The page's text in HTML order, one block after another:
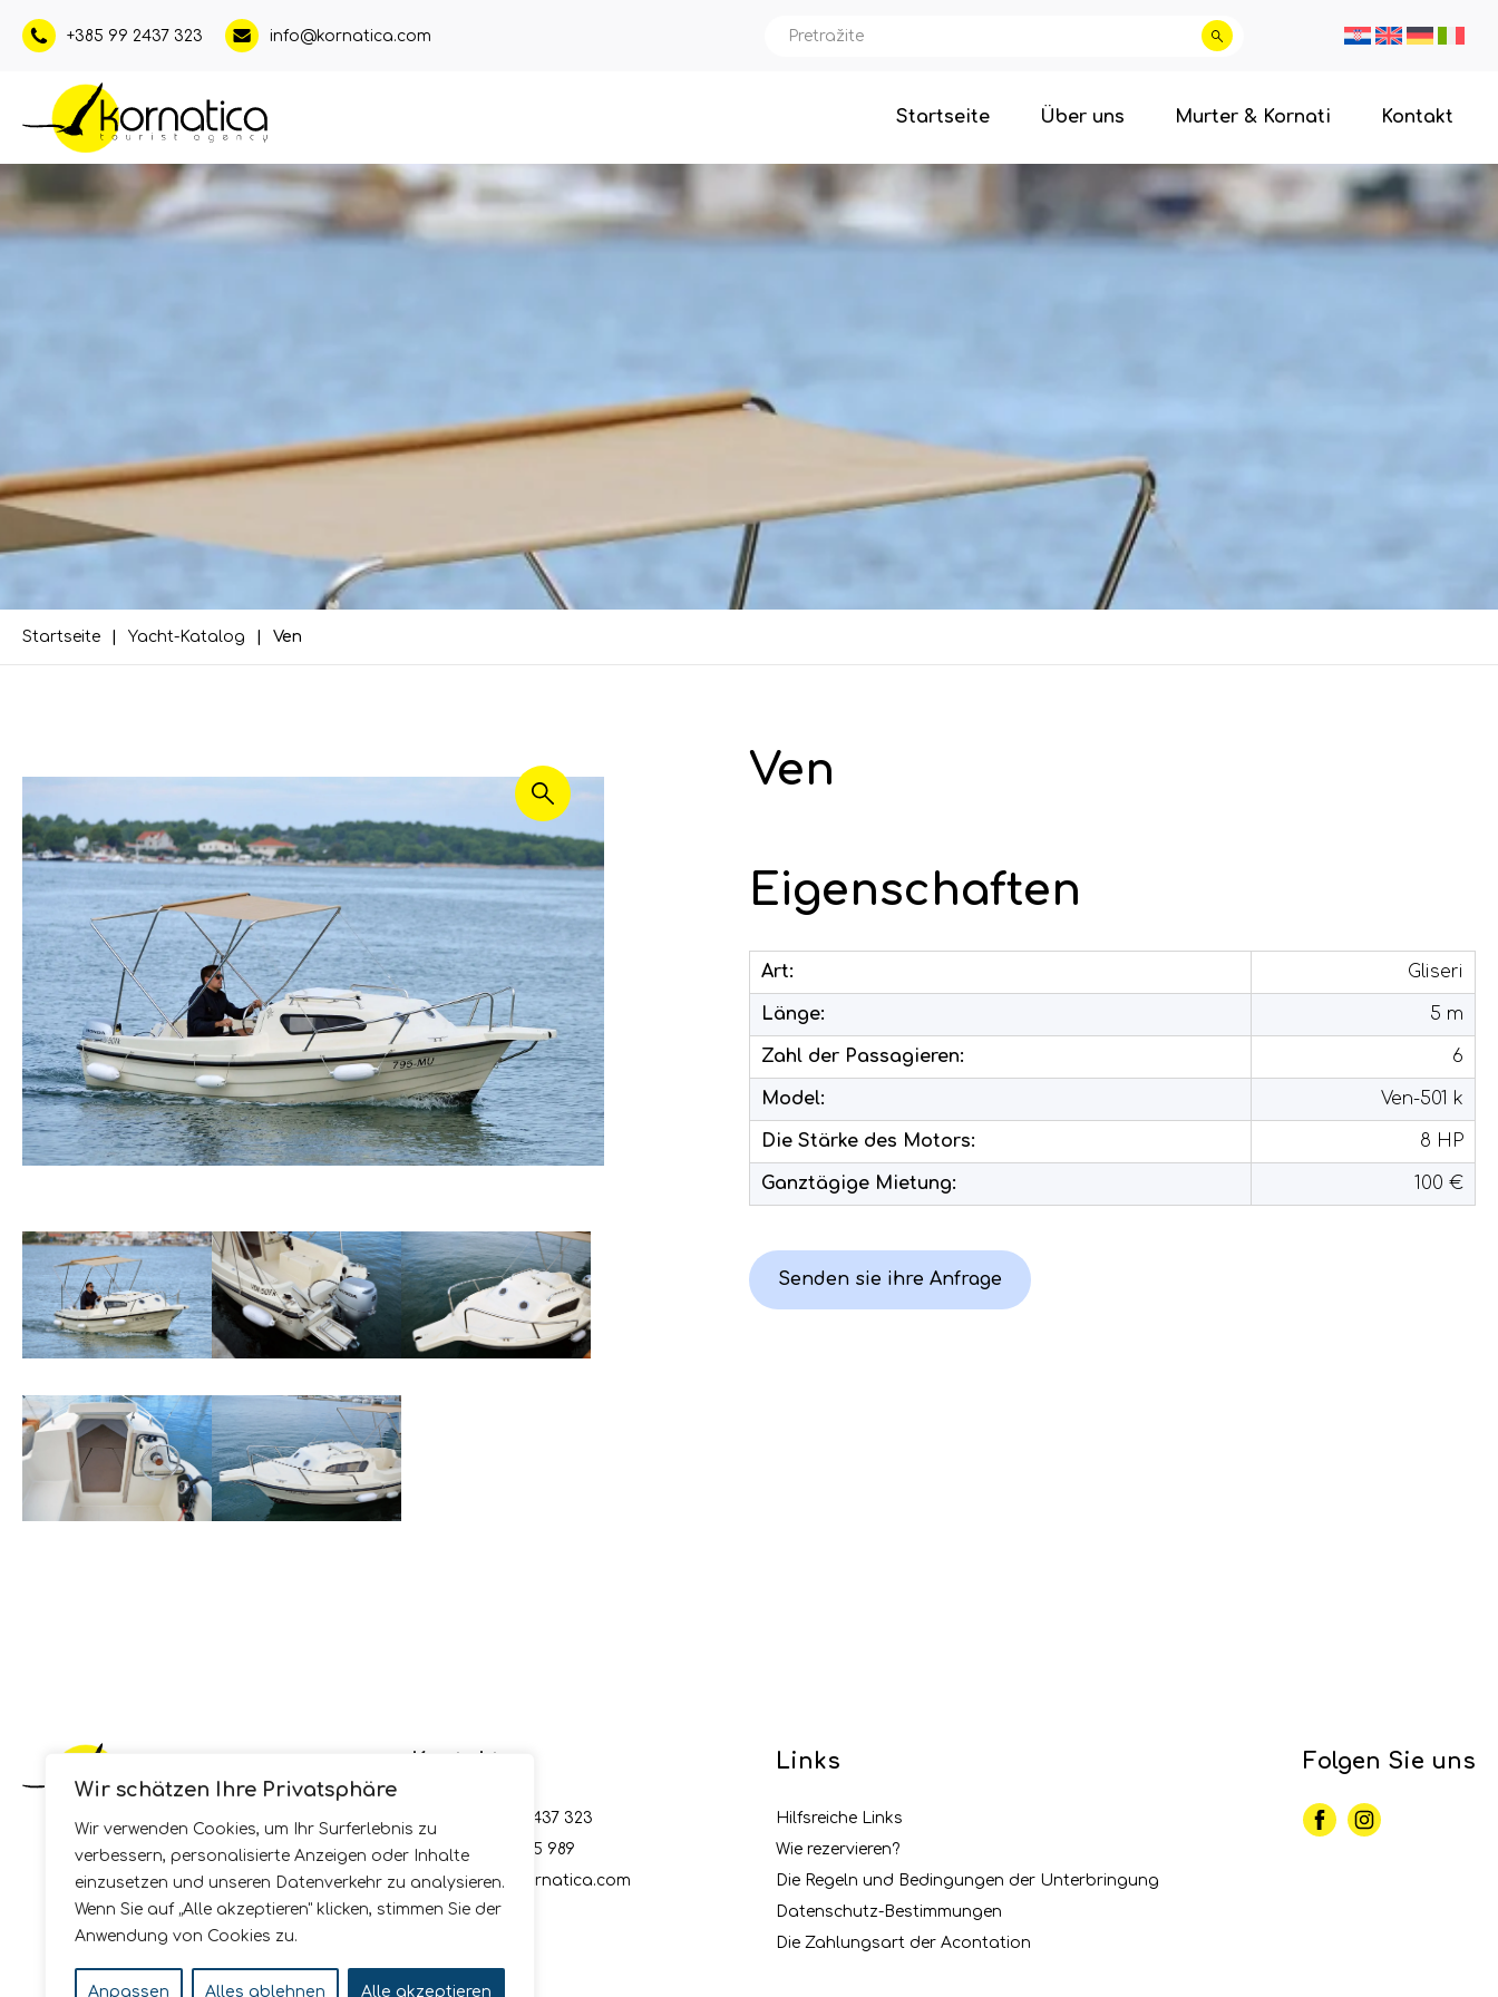
Wir schätzen Ihre Privatsphäre
Wir verwenden Cookies, um Ihr Surferlebnis zu
verbessern, personalisierte Anzeigen oder Inhalte
einzusetzen und unseren Datenverkehr zu analysieren.
Wenn Sie auf „Alle akzeptieren" klicken, stimmen Sie der
Anwendung von Cookies zu.
Anpassen Alles ablehnen Alle akzeptieren
+385 99 2437 323 info@kornatica.com
Startseite Über uns Murter & Kornati Kontakt
Startseite Yacht-Katalog Ven
Ven
Eigenschaften
Art: Gliseri
Länge: 5 m
Zahl der Passagieren: 6
Model: Ven-501 k
Die Stärke des Motors: 8 HP
Ganztägige Mietung: 100 €
Senden sie ihre Anfrage
Kontakte
+385 99 2437 323
Fax: +385 22 435 989
E-mail:info@kornatica.com
Links
Hilfsreiche Links
Wie rezervieren?
Die Regeln und Bedingungen der Unterbringung
Datenschutz-Bestimmungen
Die Zahlungsart der Acontation
Folgen Sie uns